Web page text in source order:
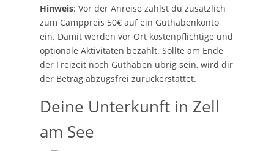
Hinweis: Vor der Anreise zahlst du zusätzlich
zum Camppreis 50€ auf ein Guthabenkonto
ein. Damit werden vor Ort kostenpflichtige und
optionale Aktivitäten bezahlt. Sollte am Ende
der Freizeit noch Guthaben übrig sein, wird dir
der Betrag abzugsfrei zurückerstattet.
Deine Unterkunft in Zell
am See